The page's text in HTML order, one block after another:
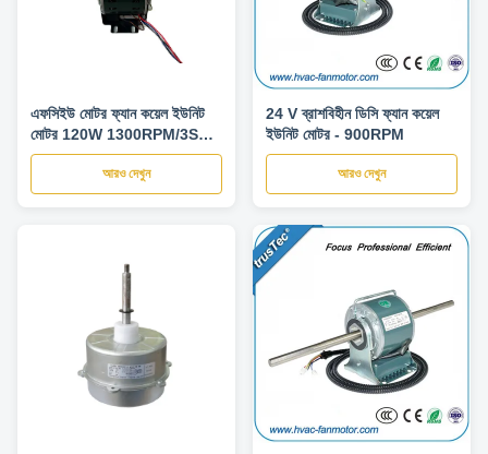
এফসিইউ মোটর ফ্যান কয়েল ইউনিট
মোটর 120W 1300RPM/3SPD
বাণিজ্যিক এয়ার কন্ডিশনারের জন্য
আরও দেখুন
24 V ব্রাশবিহীন ডিসি ফ্যান কয়েল
ইউনিট মোটর - 900RPM
আরও দেখুন